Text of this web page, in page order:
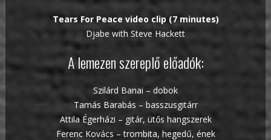
Tears For Peace video clip (7 minutes)
Djabe with Steve Hackett
A lemezen szereplő előadók:
Szilárd Banai – dobok
Tamás Barabás – basszusgitárr
Attila Égerházi – gitár, ütős hangszerek
Ferenc Kovács – trombita, hegedű, ének